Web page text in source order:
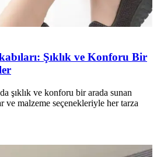
Şıklık ve Konforu Bir
şıklık ve konforu bir arada sunan
ve malzeme seçenekleriyle her tarza